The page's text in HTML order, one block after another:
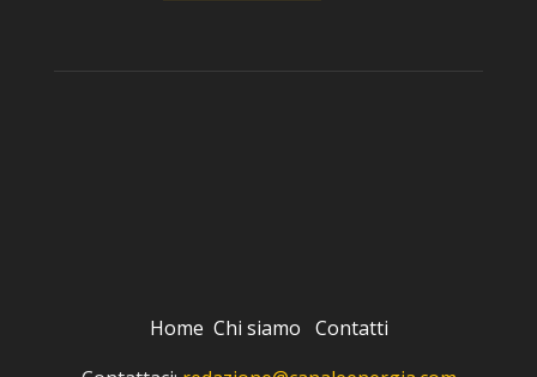
Home Chi siamo Contatti